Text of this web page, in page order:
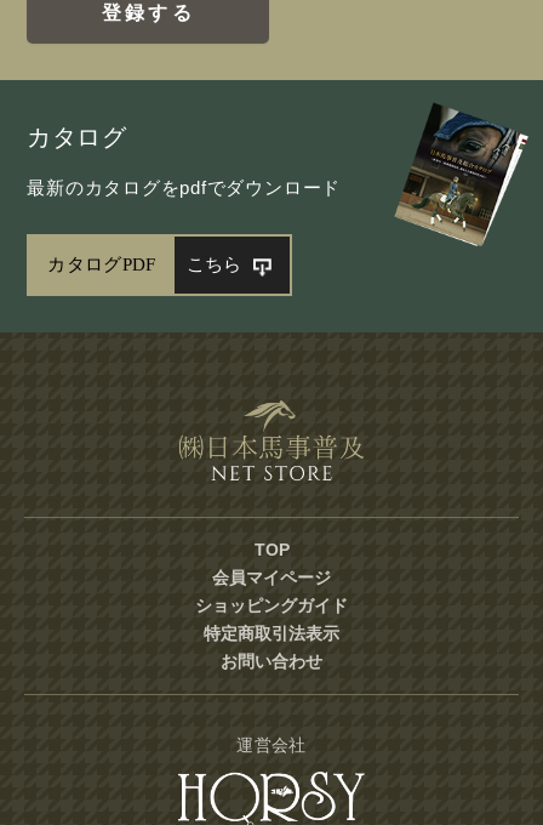
登録する
カタログ
最新のカタログをpdfでダウンロード
カタログPDF こちら
TOP
会員マイページ
ショッピングガイド
特定商取引法表示
お問い合わせ
運営会社